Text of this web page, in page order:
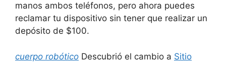
manos ambos teléfonos, pero ahora puedes
reclamar tu dispositivo sin tener que realizar un
depósito de $100.
cuerpo robótico Descubrió el cambio a Sitio